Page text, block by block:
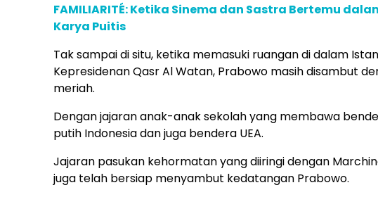
FAMILIARITÉ: Ketika Sinema dan Sastra Bertemu
Karya Puitis
Tak sampai di situ, ketika memasuki ruangan di dalam
Kepresidenan Qasr Al Watan, Prabowo masih disambut
meriah.
Dengan jajaran anak-anak sekolah yang membawa
putih Indonesia dan juga bendera UEA.
Jajaran pasukan kehormatan yang diiringi dengan
juga telah bersiap menyambut kedatangan Prabowo.